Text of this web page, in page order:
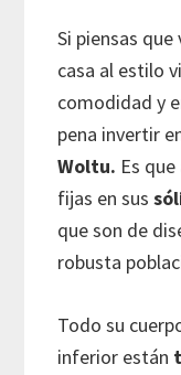
Si piensas
casa al estilo
comodidad y
pena invertir
Woltu. Es
fijas en sus
que son de
robusta
Todo su
inferior están